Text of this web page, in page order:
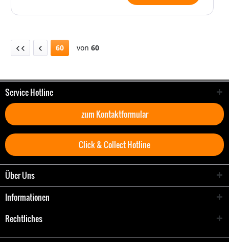
60 von 60
Service Hotline
zum Kontaktformular
Click & Collect Hotline
Über Uns
Informationen
Rechtliches